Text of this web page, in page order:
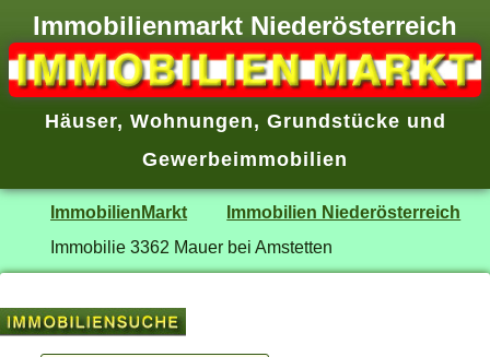
Immobilienmarkt Niederösterreich
Häuser, Wohnungen, Grundstücke und
Gewerbeimmobilien
ImmobilienMarkt
Immobilien Niederösterreich
Immobilie 3362 Mauer bei Amstetten